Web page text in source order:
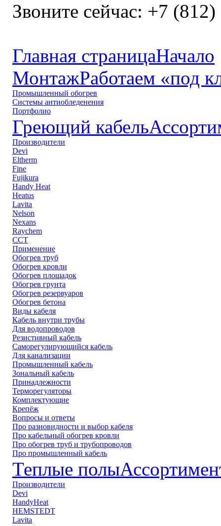
Звоните сейчас: +7 (812)
Главная страницаНачало
МонтажРаботаем «под
Промышленный обогрев
Системы антиобледенения
Портфолио
Греющий кабель
Производители
Devi
Eltherm
Fine
Fujikura
Handy Heat
Heatus
Lavita
Nelson
Nexans
Raychem
ССТ
Применение
Обогрев труб
Обогрев кровли
Обогрев площадок
Обогрев грунта
Обогрев резервуаров
Обогрев бетона
Виды кабеля
Кабель внутри трубы
Для водопроводов
Резистивный кабель
Саморегулирующийся кабель
Для канализации
Промышленный кабель
Зональный кабель
Принадлежности
Терморегуляторы
Комплектующие
Крепёж
Вопросы и ответы
Про разновидности и выбор кабеля
Про кабельный обогрев кровли
Про обогрев труб и трубопроводов
Про промышленный кабель
Теплые полы
Производители
Devi
HandyHeat
HEMSTEDT
Lavita